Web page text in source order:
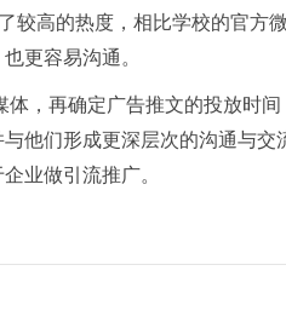
较高的热度，相比学校的官
更容易沟通。
体，再确定广告推文的投放时
他们形成更深层次的沟通与
业做引流推广。